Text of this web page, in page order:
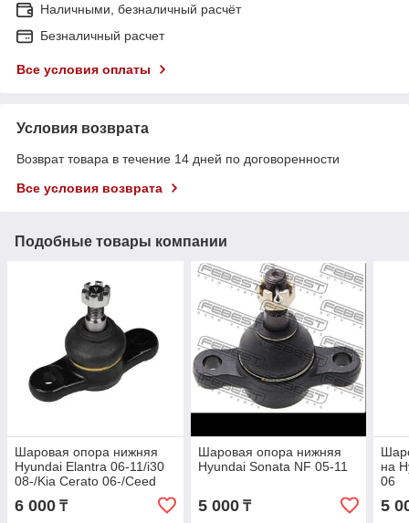
Наличными, безналичный расчёт
Безналичный расчет
Все условия оплаты
Условия возврата
Возврат товара в течение 14 дней по договоренности
Все условия возврата
Подобные товары компании
Шаровая опора нижняя
Hyundai Elantra 06-11/i30
08-/Kia Cerato 06-/Ceed
6 000 ₸
Шаровая опора нижняя
Hyundai Sonata NF 05-11
5 000₸
на
06
5